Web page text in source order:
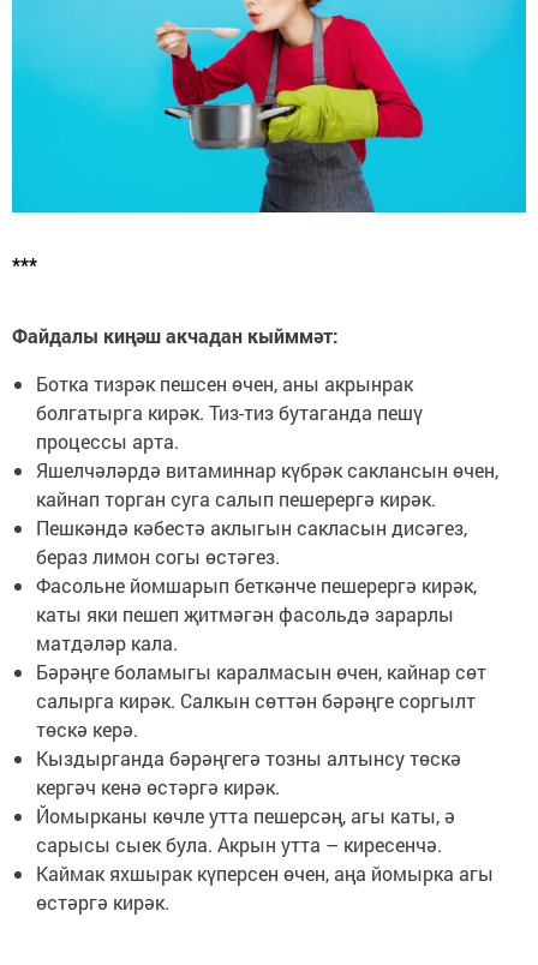
***
Файдалы киңәш акчадан кыйммәт:
Ботка тизрәк пешсен өчен, аны акрынрак
болгатырга кирәк. Тиз-тиз бутаганда пешү
процессы арта.
Яшелчәләрдә витаминнар күбрәк саклансын өчен,
кайнап торган суга салып пешерергә кирәк.
Пешкәндә кәбестә аклыгын сакласын дисәгез,
бераз лимон согы өстәгез.
Фасольне йомшарып беткәнче пешерергә кирәк,
каты яки пешеп җитмәгән фасольдә зарарлы
матдәләр кала.
Бәрәңге боламыгы каралмасын өчен, кайнар сөт
салырга кирәк. Салкын сөттән бәрәңге соргылт
төскә керә.
Кыздырганда бәрәңгегә тозны алтынсу төскә
кергәч кенә өстәргә кирәк.
Йомырканы көчле утта пешерсәң, агы каты, ә
сарысы сыек була. Акрын утта – киресенчә.
Каймак яхшырак күперсен өчен, аңа йомырка агы
өстәргә кирәк.